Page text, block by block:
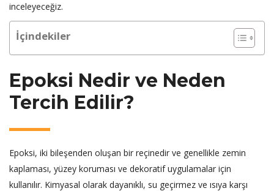
inceleyeceğiz.
İçindekiler
Epoksi Nedir ve Neden
Tercih Edilir?
Epoksi, iki bileşenden oluşan bir reçinedir ve genellikle zemin
kaplaması, yüzey koruması ve dekoratif uygulamalar için
kullanılır. Kimyasal olarak dayanıklı, su geçirmez ve ısıya karşı